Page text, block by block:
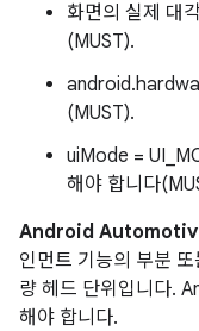
화면의 실제 대
(MUST).
(MUST).
uiMode =
해야 합니다
Android
인먼트 기능의 부분
량 헤드 단위입니다.
해야 합니다.